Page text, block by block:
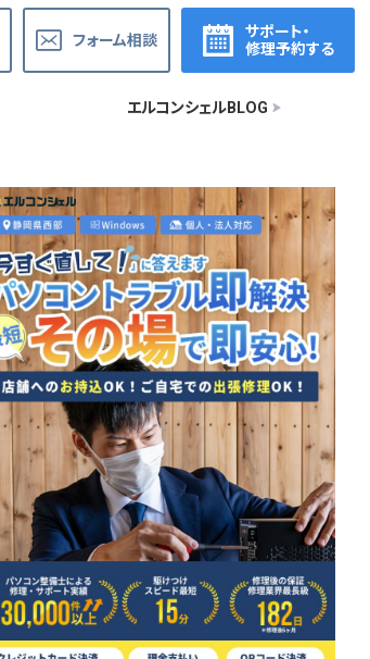
フォーム相談
サポート・
修理予約する
エルコンシェルBLOG